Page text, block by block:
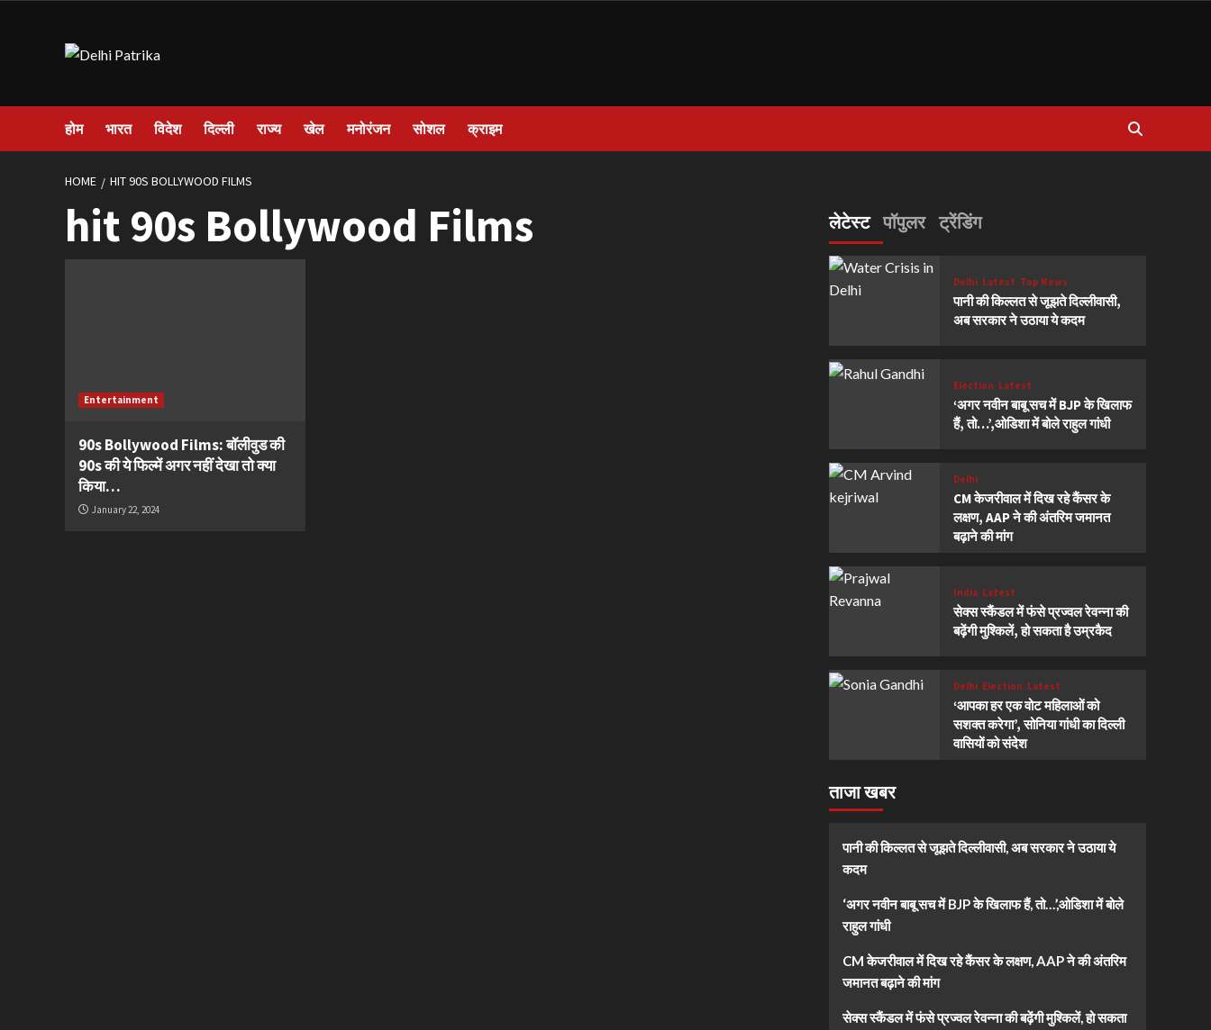
होम भारत विदेश दिल्ली राज्य खेल मनोरंजन सोशल क्राइम
HOME HIT 90S BOLLYWOOD FILMS
hit 90s Bollywood Films
Entertainment
90s Bollywood Films: बॉलीवुड की
90s की ये फिल्में अगर नहीं देखा तो क्या
किया…
January 22, 2024
लेटेस्ट पॉपुलर ट्रेंडिंग
Delhi Latest Top News
पानी की किल्लत से जूझते दिल्लीवासी,
अब सरकार ने उठाया ये कदम
Election Latest
‘अगर नवीन बाबू सच में BJP के खिलाफ
हैं, तो…’,ओडिशा में बोले राहुल गांधी
Delhi
CM केजरीवाल में दिख रहे कैंसर के
लक्षण, AAP ने की अंतरिम जमानत
बढ़ाने की मांग
India Latest
सेक्स स्कैंडल में फंसे प्रज्वल रेवन्ना की
बढ़ेंगी मुश्किलें, हो सकता है उम्रकैद
Delhi Election Latest
‘आपका हर एक वोट महिलाओं को
सशक्त करेगा’, सोनिया गांधी का दिल्ली
वासियों को संदेश
ताजा खबर
पानी की किल्लत से जूझते दिल्लीवासी, अब सरकार ने उठाया ये
कदम
‘अगर नवीन बाबू सच में BJP के खिलाफ हैं, तो…’,ओडिशा में बोले
राहुल गांधी
CM केजरीवाल में दिख रहे कैंसर के लक्षण, AAP ने की अंतरिम
जमानत बढ़ाने की मांग
सेक्स स्कैंडल में फंसे प्रज्वल रेवन्ना की बढ़ेंगी मुश्किलें, हो सकता